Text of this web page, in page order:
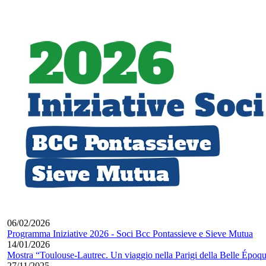
06/02/2026
Programma Iniziative 2026 - Soci Bcc Pontassieve e Sieve Mutua
14/01/2026
Mostra “Toulouse-Lautrec. Un viaggio nella Parigi della Belle